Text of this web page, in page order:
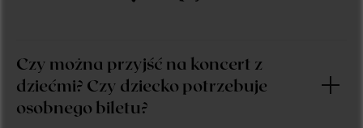
Czy można przyjść na koncert z
dziećmi? Czy dziecko potrzebuje
osobnego biletu?